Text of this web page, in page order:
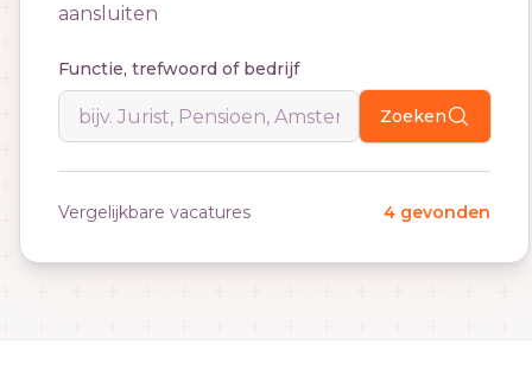
aansluiten
Functie, trefwoord of bedrijf
Zoeken
Vergelijkbare vacatures 4 gevonden